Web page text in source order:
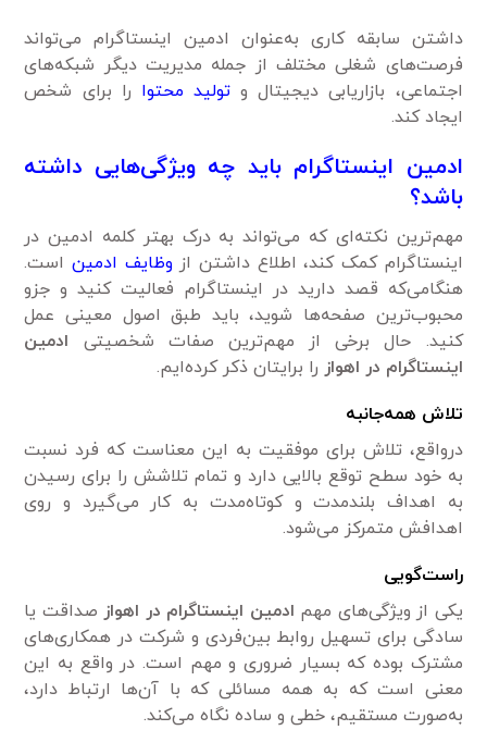
داشتن سابقه کاری به‌عنوان ادمین اینستاگرام می‌تواند
فرصت‌های شغلی مختلف از جمله مدیریت دیگر شبکه‌های
اجتماعی، بازاریابی دیجیتال و تولید محتوا را برای شخص
ایجاد کند.
ادمین اینستاگرام باید چه ویژگی‌هایی داشته
باشد؟
مهم‌ترین نکته‌ای که می‌تواند به درک بهتر کلمه ادمین در
اینستاگرام کمک کند، اطلاع داشتن از وظایف ادمیناست.
هنگامی‌که قصد دارید در اینستاگرام فعالیت کنید و جزو
محبوب‌ترین صفحه‌ها شوید، باید طبق اصول معینی عمل
کنید. حال برخی از مهم‌ترین صفات شخصیتی ادمین
اینستاگرام در اهواز را برایتان ذکر کرده‌ایم.
تلاش همه‌جانبه
درواقع، تلاش برای موفقیت به این معناست که فرد نسبت
به خود سطح توقع بالایی دارد و تمام تلاشش را برای رسیدن
به اهداف بلندمدت و کوتاه‌مدت به کار می‌گیرد و روی
اهدافش متمرکز می‌شود.
راست‌گویی
یکی از ویژگی‌های مهم ادمین اینستاگرام در اهواز صداقت یا
سادگی برای تسهیل روابط بین‌فردی و شرکت در همکاری‌های
مشترک بوده که بسیار ضروری و مهم است. در واقع به این
معنی است که به همه مسائلی که با آن‌ها ارتباط دارد،
به‌صورت مستقیم، خطی و ساده نگاه می‌کند.